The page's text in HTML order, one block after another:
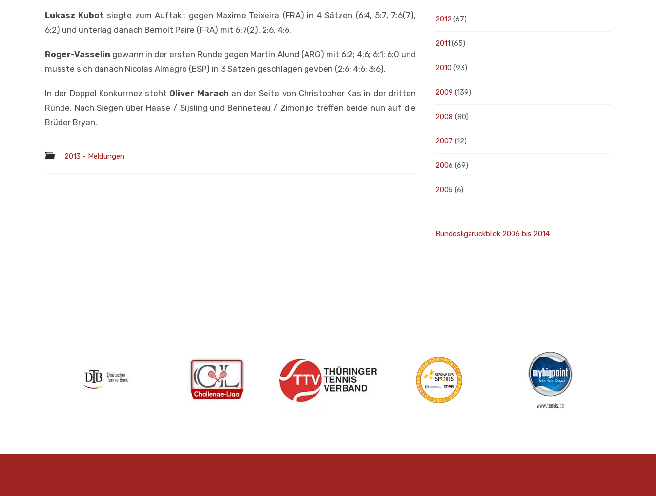
Lukasz Kubot siegte zum Auftakt gegen Maxime Teixeira (FRA) in 4 Sätzen (6:4, 5:7, 7:6(7),
6:2) und unterlag danach Bernolt Paire (FRA) mit 6:7(2), 2:6, 4:6.
Roger-Vasselin gewann in der ersten Runde gegen Martin Alund (ARG) mit 6:2; 4:6; 6:1; 6:0 und
musste sich danach Nicolas Almagro (ESP) in 3 Sätzen geschlagen gevben (2:6; 4:6; 3:6).
In der Doppel Konkurrnez steht Oliver Marach an der Seite von Christopher Kas in der dritten
Runde. Nach Siegen über Haase / Sijsling und Benneteau / Zimonjic treffen beide nun auf die
Brüder Bryan.
2013 - Meldungen
2012 (67)
2011(65)
2010(93)
2009 (139)
2008 (80)
2007 (12)
2006 (69)
2005 (6)
Bundesligarückblick 2006 bis 2014